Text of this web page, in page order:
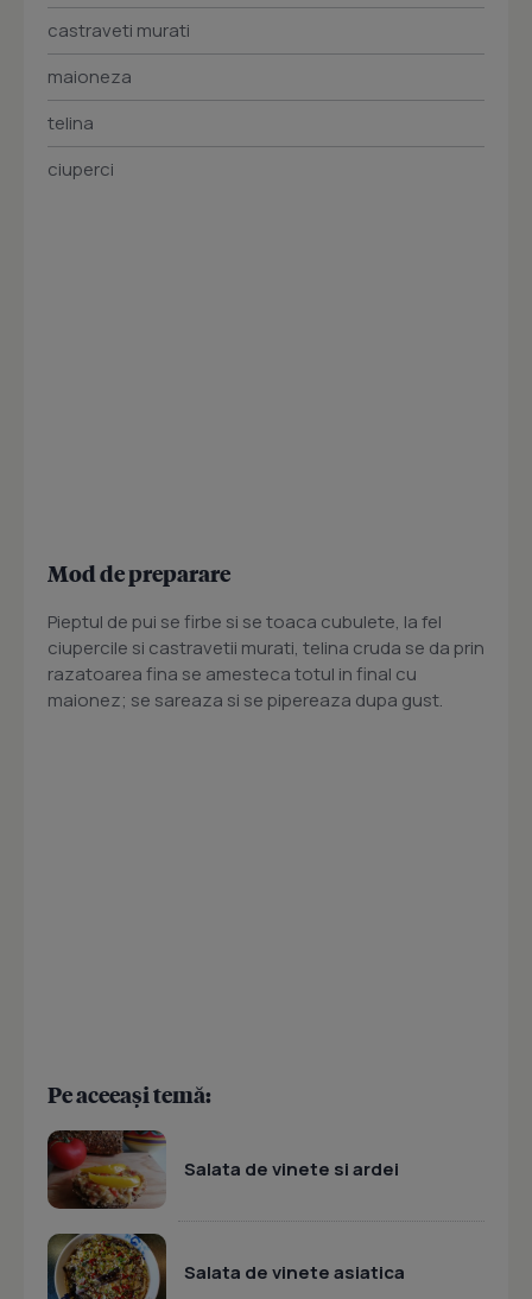
castraveti murati
maioneza
telina
ciuperci
Mod de preparare
Pieptul de pui se firbe si se toaca cubulete, la fel
ciupercile si castravetii murati, telina cruda se da prin
razatoarea fina se amesteca totul in final cu
maionez; se sareaza si se pipereaza dupa gust.
Pe aceeași temă:
Salata de vinete si ardei
Salata de vinete asiatica